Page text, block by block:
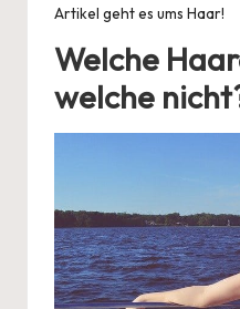
Artikel geht es ums Haar!
Welche
welche